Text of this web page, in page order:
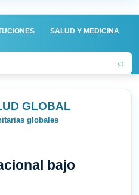
SALUD Y MEDICINA
⌕
GLOBAL
globales
bajo